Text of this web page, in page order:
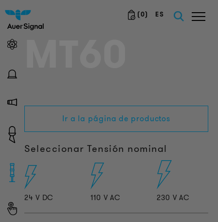
(0) ES
Ir a la página de productos
Seleccionar Tensión nominal
24 V DC 110 V AC 230 V AC